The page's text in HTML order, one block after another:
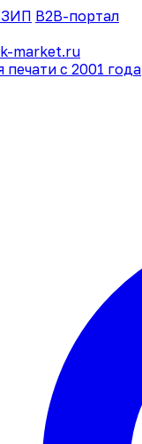
ЗИП B2B-портал
market.ru
печати с 2001 года